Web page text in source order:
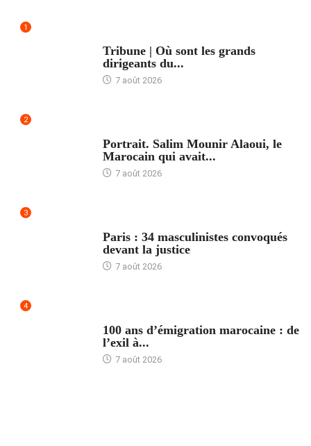
1
Tribune | Où sont les grands
dirigeants du...
7 août 2026
2
Portrait. Salim Mounir Alaoui, le
Marocain qui avait...
7 août 2026
3
Paris : 34 masculinistes convoqués
devant la justice
7 août 2026
4
100 ans d’émigration marocaine : de
l’exil à...
7 août 2026